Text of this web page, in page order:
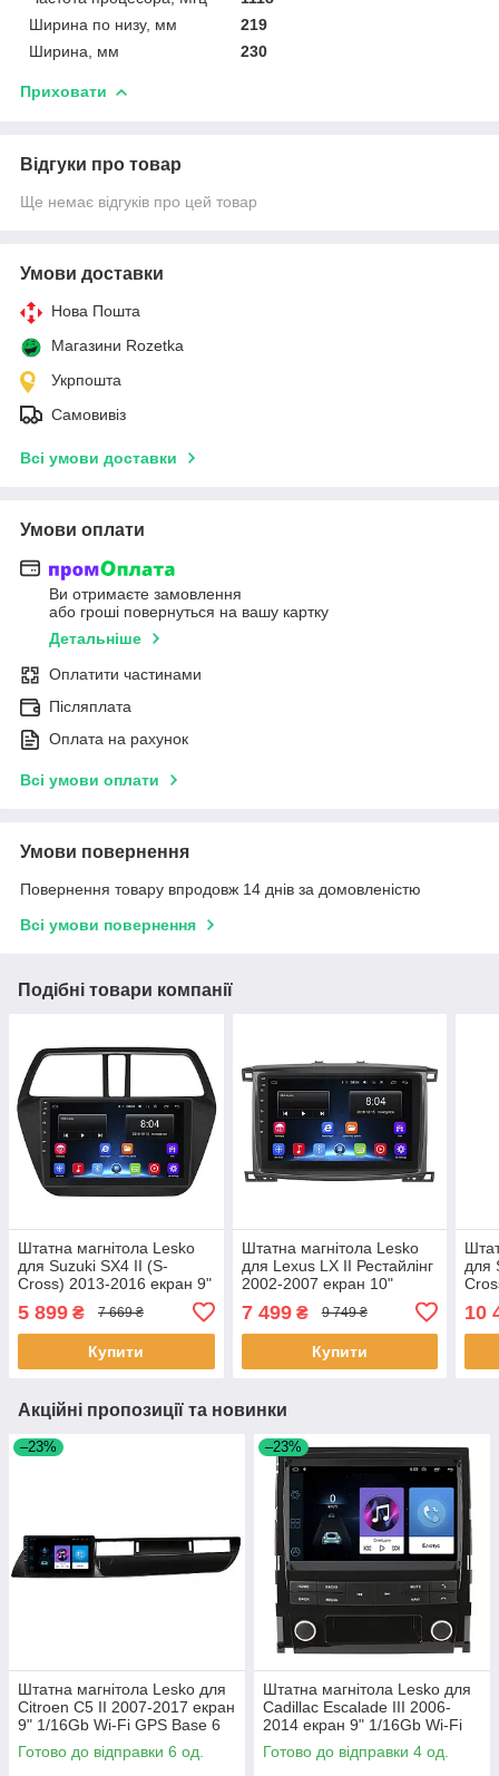
Ширина по низу, мм
219
Ширина, мм
230
Приховати
Відгуки про товар
Ще немає відгуків про цей товар
Умови доставки
Нова Пошта
Магазини Rozetka
Укрпошта
Самовивіз
Всі умови доставки
Умови оплати
Ви отримаєте замовлення
або гроші повернуться на вашу картку
Детальніше
Оплатити частинами
Післяплата
Оплата на рахунок
Всі умови оплати
Умови повернення
Повернення товару впродовж 14 днів за домовленістю
Всі умови повернення
Подібні товари компанії
Штатна магнітола Lesko
для Suzuki SX4 II (S-
Cross) 2013-2016 екран 9"
2/32Gb Wi-Fi GPS Base 4
шт.
5 899 ₴ 7 669 ₴
Купити
Штатна магнітола Lesko
для Lexus LX II Рестайлінг
2002-2007 екран 10"
Лексус 4 шт.
7 499₴ 9 749 ₴
Купити
для
Top
10
Акційні пропозиції та новинки
–23%
Штатна магнітола Lesko для
Citroen C5 II 2007-2017 екран
9" 1/16Gb Wi-Fi GPS Base 6
шт.
Готово до відправки 6 од.
–23%
Штатна магнітола Lesko для
Cadillac Escalade III 2006-
2014 екран 9" 1/16Gb Wi-Fi
GPS Base Каміллак 4 шт.
Готово до відправки 4 од.